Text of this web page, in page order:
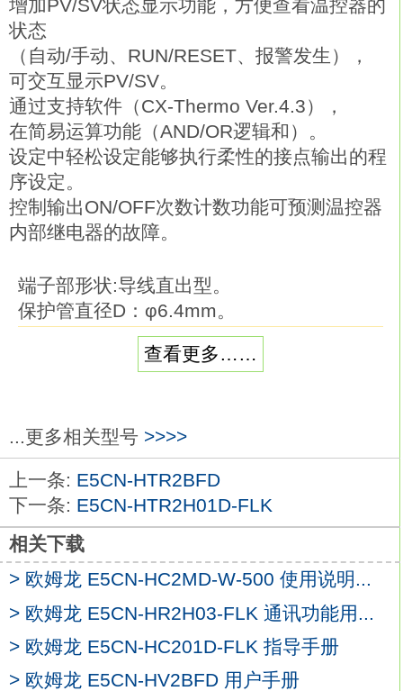
增加PV/SV状态显示功能，方便查看温控器的
状态
（自动/手动、RUN/RESET、报警发生），
可交互显示PV/SV。
通过支持软件（CX-Thermo Ver.4.3），
在简易运算功能（AND/OR逻辑和）。
设定中轻松设定能够执行柔性的接点输出的程
序设定。
控制输出ON/OFF次数计数功能可预测温控器
内部继电器的故障。
端子部形状:导线直出型。
保护管直径D：φ6.4mm。
保护管长度L：20cm。
导线种类：一般用。
追加有助于降低配线工时的棒状端子对应品
欧姆龙E5CN-HTR2HBD。
温度传感器是用作温控器的热感应部件。
可根据要测量的温度、场所、 周围环境选择
E5CN-HTR2HBD
备有种类、形状、 长度及端子部形状各异的
产品。尺寸：48×96mm。
控制输出1：继电器输出。
控制输出2：--。
辅助输出：4点(辅助输出1、2公共通用，辅
助输出3、4公共通用)。
查看更多……
...更多相关型号 >>>>
上一条: E5CN-HTR2BFD
下一条: E5CN-HTR2H01D-FLK
相关下载
> 欧姆龙 E5CN-HC2MD-W-500 使用说明...
> 欧姆龙 E5CN-HR2H03-FLK 通讯功能用...
> 欧姆龙 E5CN-HC201D-FLK 指导手册
> 欧姆龙 E5CN-HV2BFD 用户手册